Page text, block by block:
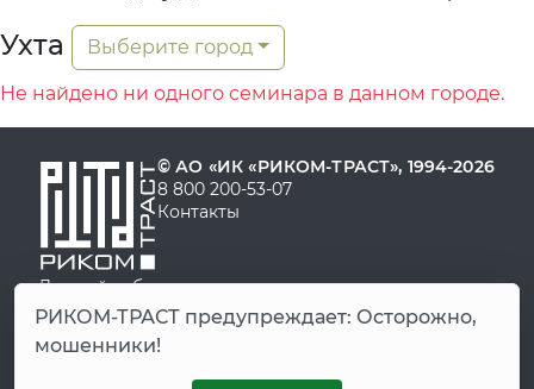
Ухта Выберите город
Не найдено ни одного семинара в данном городе.
© АО «ИК «РИКОМ-ТРАСТ», 1994-2026
8 800 200-53-07
Контакты
Личный кабинет
Демо-счет
Старая версия сайта
Старый личный кабинет
РИКОМ-ТРАСТ предупреждает: Осторожно,
мошенники!